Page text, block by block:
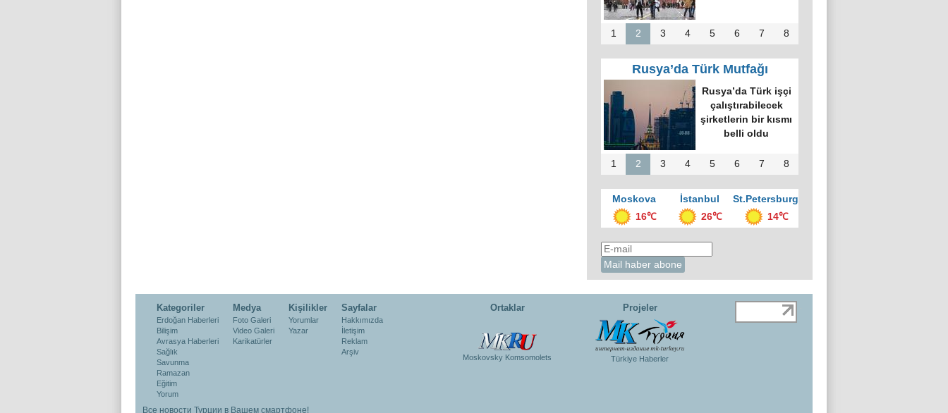
1 2 3 4 5 6 7 8
Rusya’da Türk Mutfağı
Rusya’da Türk işçi
çalıştırabilecek
şirketlerin bir kısmı
belli oldu
1 2 3 4 5 6 7 8
Moskova İstanbul
St.Petersburg
16℃
26℃ 14℃
Kategoriler
Erdoğan Haberleri
Bilişim
Avrasya Haberleri
Sağlık
Savunma
Ramazan
Eğitim
Yorum
Medya
Foto Galeri
Video Galeri
Karikatürler
Kişilikler
Yorumlar
Yazar
Sayfalar
Hakkımızda
İletişim
Reklam
Arşiv
Ortaklar
Moskovsky Komsomolets
Projeler
Türkiye Haberler
Все новости Турции в Вашем смартфоне!